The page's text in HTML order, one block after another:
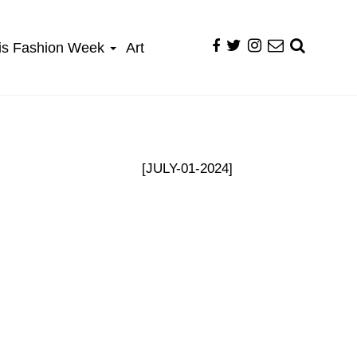
Fashion Week Art
[JULY-01-2024]